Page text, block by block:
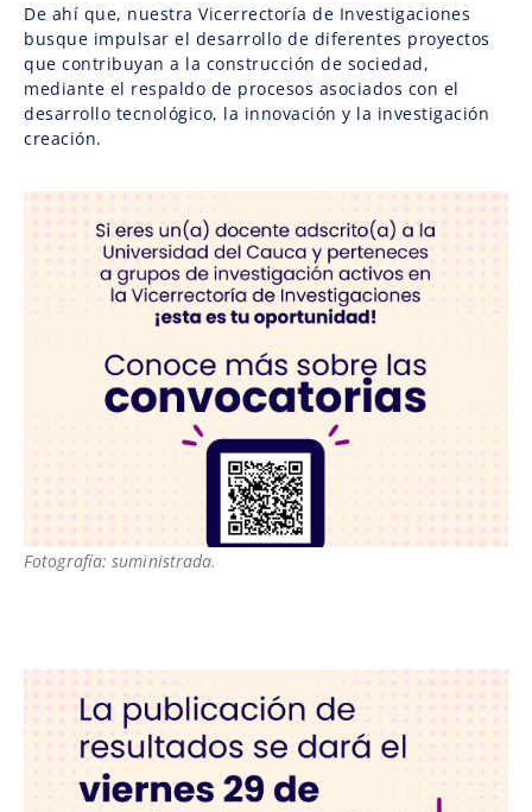
De ahí que, nuestra Vicerrectoría de Investigaciones
busque impulsar el desarrollo de diferentes proyectos
que contribuyan a la construcción de sociedad,
mediante el respaldo de procesos asociados con el
desarrollo tecnológico, la innovación y la investigación
creación.
Fotografía: suministrada.